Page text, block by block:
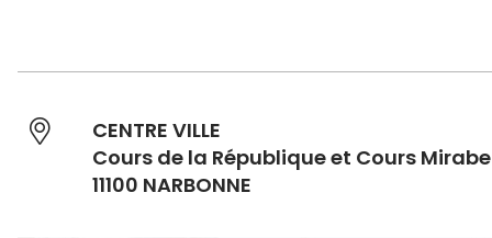
CENTRE VILLE
Cours de la République et Cours
11100 NARBONNE